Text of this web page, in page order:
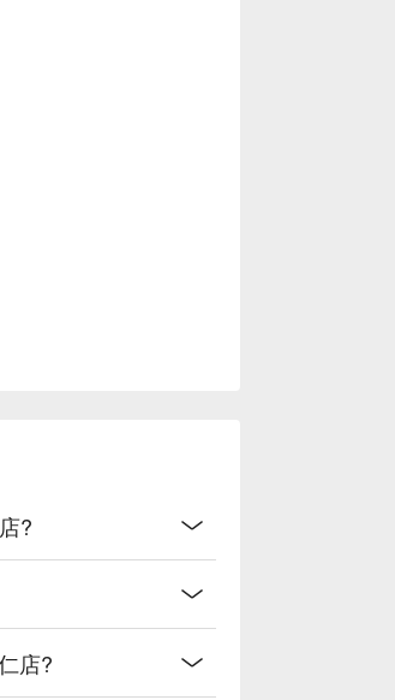
パーティーにおすす
?
店?